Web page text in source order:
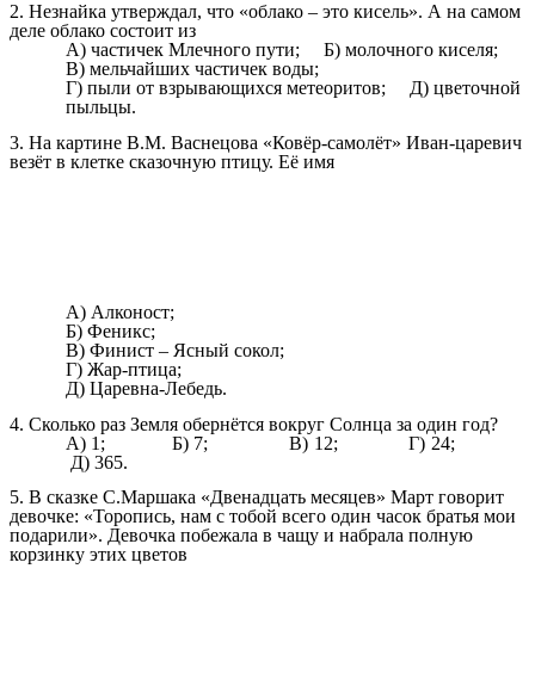
2. Незнайка утверждал, что «облако – это кисель». А на самом
деле облако состоит из
А) частичек Млечного пути; Б) молочного киселя;
В) мельчайших частичек воды;
Г) пыли от взрывающихся метеоритов; Д) цветочной
пыльцы.
3. На картине В.М. Васнецова «Ковёр-самолёт» Иван-царевич
везёт в клетке сказочную птицу. Её имя
А) Алконост;
Б) Феникс;
В) Финист – Ясный сокол;
Г) Жар-птица;
Д) Царевна-Лебедь.
4. Сколько раз Земля обернётся вокруг Солнца за один год?
А) 1; Б) 7; В) 12; Г) 24;
Д) 365.
5. В сказке С.Маршака «Двенадцать месяцев» Март говорит
девочке: «Торопись, нам с тобой всего один часок братья мои
подарили». Девочка побежала в чащу и набрала полную
корзинку этих цветов